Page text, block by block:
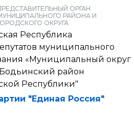
ОРГАН
РАЙОНА И
ОКРУГА
Республика
муниципального
«Муниципальный округ
район
Республики"
"Единая Россия"